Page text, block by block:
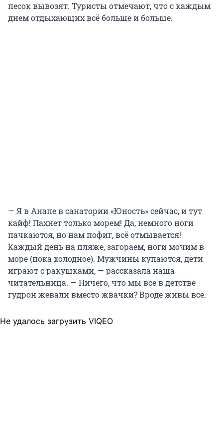
песок вывозят. Туристы отмечают, что с каждым
днем отдыхающих всё больше и больше.
— Я в Анапе в санатории «Юность» сейчас, и тут
кайф! Пахнет только морем! Да, немного ноги
пачкаются, но нам пофиг, всё отмывается!
Каждый день на пляже, загораем, ноги мочим в
море (пока холодное). Мужчины купаются, дети
играют с ракушками, — рассказала наша
читательница. — Ничего, что мы все в детстве
гудрон жевали вместо жвачки? Вроде живы все.
Не удалось загрузить VIQEO